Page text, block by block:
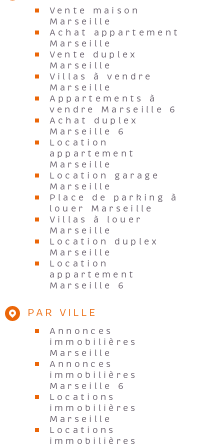
Marseille
Achat appartement
Marseille
Vente duplex
Marseille
Villas à vendre
Marseille
Appartements à
vendre Marseille 6
Achat duplex
Marseille 6
Location
appartement
Marseille
Location garage
Marseille
Place de parking à
louer Marseille
Villas à louer
Marseille
Location duplex
Marseille
Location
appartement
Marseille 6
immobilières
Marseille
Annonces
immobilières
Marseille 6
Locations
immobilières
Marseille
Locations
immobilières
Marseille 6